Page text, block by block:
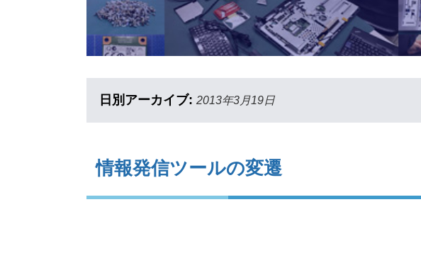
日別アーカイブ: 2013年3月19日
情報発信ツールの変遷